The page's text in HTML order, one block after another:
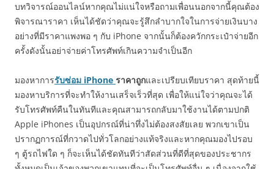
บทวิจารณ์ออนไลน์หากคุณไม่แน่ใจหรือถามเพื่อนนอกจากนี้คุณต้อง
พิจารณาราคา เห็นได้ชัดว่าคุณจะรู้สึกลำบากใจในการจ่ายเงินบาง
อย่างที่มีราคาแพงพอ ๆ กับ iPhone จากนั้นก็ต้องควักกระเป๋าจ่ายอีก
ครั้งดังนั้นอย่าจ่ายค่าโทรศัพท์เกินความจำเป็นอีก
มองหาการรับซ่อม iPhone ราคาถูกและเปรียบเทียบราคา สุดท้ายนี้
มองหาบริการที่จะทำให้งานเสร็จเร็วที่สุด เพื่อให้แน่ใจว่าคุณจะได้
รับโทรศัพท์คืนในทันทีและคุณสามารถกลับมาใช้งานได้ตามปกติ
Apple iPhones เป็นอุปกรณ์ที่น่าทึ่งไม่ต้องสงสัยเลย พวกเขาเป็น
ปรากฏการณ์ที่กวาดไปทั่วโลกอย่างแท้จริงและหากคุณมองไปรอบ
ๆ ตู้รถไฟใด ๆ ก็จะเห็นได้ชัดทันทีว่าสัดส่วนที่ดีที่สุดของประชากร